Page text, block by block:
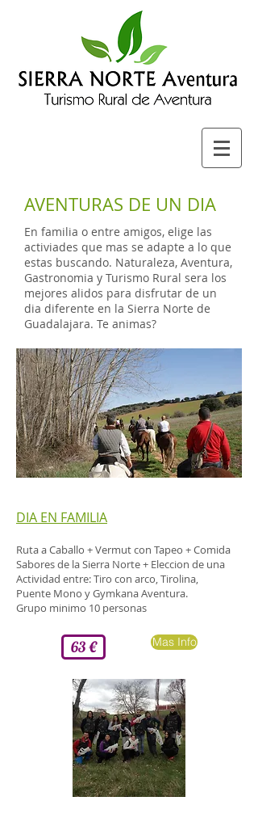
DIA EN FAMILIA
Ruta a Caballo + Vermut con Tapeo + Comida
Sabores de la Sierra Norte + Eleccion de una
Actividad entre: Tiro con arco, Tirolina,
Puente Mono y Gymkana Aventura.
Grupo minimo 10 personas
63 € Mas Info
AVENTURAS DE UN DIA
En familia o entre amigos, elige las
activiades que mas se adapte a lo que
estas buscando. Naturaleza, Aventura,
Gastronomia y Turismo Rural sera los
mejores alidos para disfrutar de un
dia diferente en la Sierra Norte de
Guadalajara. Te animas?